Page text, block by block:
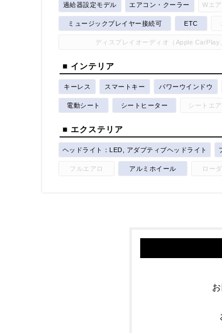
過給器設定モデル エアコン・クーラー Wエ
ミュージックプレイヤー接続可 ETC
ディスプレイオーディオ（Apple CarPlay
■ インテリア
キーレス スマートキー パワーウインドウ
電動シート シートヒーター シートエ
■ エクステリア
ヘッドライト：LED, アダプティブヘッドライト
フルエアロ アルミホイール ロー